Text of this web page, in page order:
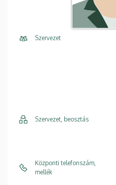
Szervezet
Szervezet, beosztás
Központi telefonszám,
mellék